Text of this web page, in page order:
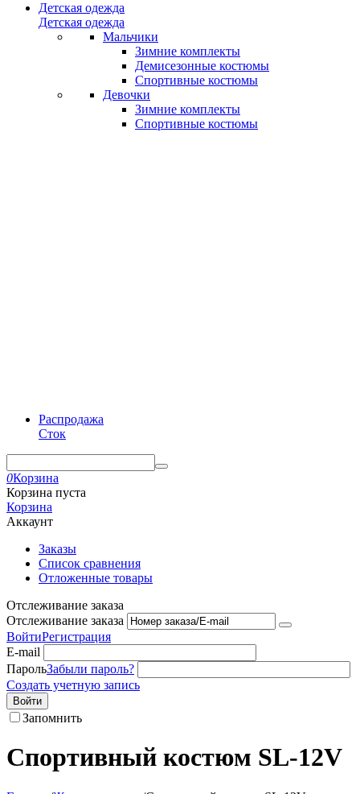
Детская одежда
Детская одежда
Мальчики
Зимние комплекты
Демисезонные костюмы
Спортивные костюмы
Девочки
Зимние комплекты
Спортивные костюмы
Распродажа
Сток
0Корзина
Корзина пуста
Корзина
Аккаунт
Заказы
Список сравнения
Отложенные товары
Отслеживание заказа
Отслеживание заказа
ВойтиРегистрация
E-mail
ПарольЗабыли пароль?
Создать учетную запись
Войти
Запомнить
Спортивный костюм SL-12V